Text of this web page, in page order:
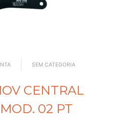
SEM CATEGORIA
CENTRAL
02 PT